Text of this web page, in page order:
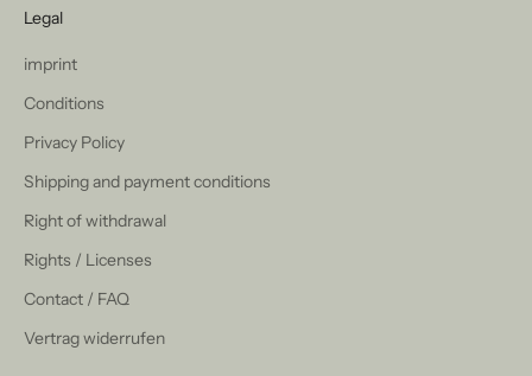
Legal
imprint
Conditions
Privacy Policy
Shipping and payment conditions
Right of withdrawal
Rights / Licenses
Contact / FAQ
Vertrag widerrufen